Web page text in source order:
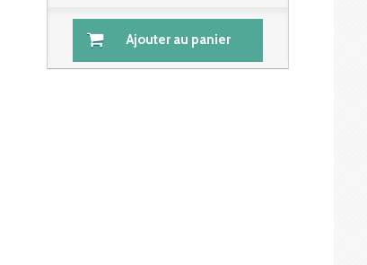
Ajouter au panier